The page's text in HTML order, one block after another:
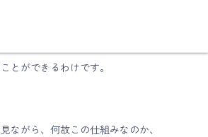
も最高ランクの
とができるわけです。
ながら、何故この仕組みなのか、